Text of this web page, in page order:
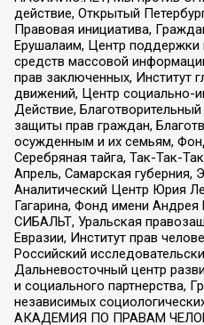
действие, Открытый
Правовая инициатива,
Ерушалаим, Центр поддержки
средств массовой
прав заключенных, Институт
движений, Центр социально-
Действие,
защиты прав граждан,
осужденным и их семьям,
Серебряная тайга, Так-Так-
Апрель, Самарская губерния,
Аналитический Центр Юрия
Гагарина, Фонд имени
СИБАЛЬТ, Уральская
Евразии, Институт прав
Российский
Дальневосточный центр
и социального партнерства,
независимых
АКАДЕМИЯ ПО ПРАВАМ